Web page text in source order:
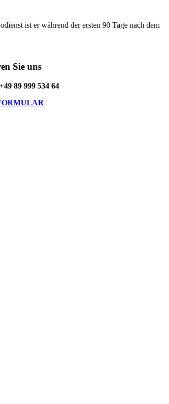
ist er während der ersten 90 Tage nach dem
Sie uns
+49 89 999 534 64